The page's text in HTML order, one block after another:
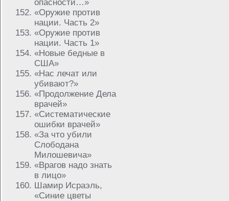
опасности…»
«Оружие против
нации. Часть 2»
«Оружие против
нации. Часть 1»
«Новые бедные в
США»
«Нас лечат или
убивают?»
«Продолжение Дела
врачей»
«Систематические
ошибки врачей»
«За что убили
Слободана
Милошевича»
«Врагов надо знать
в лицо»
Шамир Исраэль,
«Синие цветы